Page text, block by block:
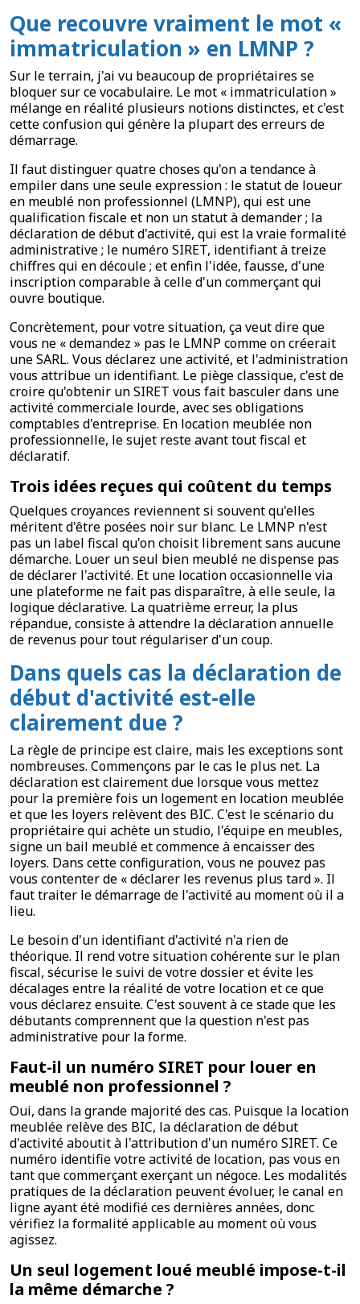
Que recouvre vraiment le mot «
immatriculation » en LMNP ?
Sur le terrain, j'ai vu beaucoup de propriétaires se
bloquer sur ce vocabulaire. Le mot « immatriculation »
mélange en réalité plusieurs notions distinctes, et c'est
cette confusion qui génère la plupart des erreurs de
démarrage.
Il faut distinguer quatre choses qu'on a tendance à
empiler dans une seule expression : le statut de loueur
en meublé non professionnel (LMNP), qui est une
qualification fiscale et non un statut à demander ; la
déclaration de début d'activité, qui est la vraie formalité
administrative ; le numéro SIRET, identifiant à treize
chiffres qui en découle ; et enfin l'idée, fausse, d'une
inscription comparable à celle d'un commerçant qui
ouvre boutique.
Concrètement, pour votre situation, ça veut dire que
vous ne « demandez » pas le LMNP comme on créerait
une SARL. Vous déclarez une activité, et l'administration
vous attribue un identifiant. Le piège classique, c'est de
croire qu'obtenir un SIRET vous fait basculer dans une
activité commerciale lourde, avec ses obligations
comptables d'entreprise. En location meublée non
professionnelle, le sujet reste avant tout fiscal et
déclaratif.
Trois idées reçues qui coûtent du temps
Quelques croyances reviennent si souvent qu'elles
méritent d'être posées noir sur blanc. Le LMNP n'est
pas un label fiscal qu'on choisit librement sans aucune
démarche. Louer un seul bien meublé ne dispense pas
de déclarer l'activité. Et une location occasionnelle via
une plateforme ne fait pas disparaître, à elle seule, la
logique déclarative. La quatrième erreur, la plus
répandue, consiste à attendre la déclaration annuelle
de revenus pour tout régulariser d'un coup.
Dans quels cas la déclaration de
début d'activité est-elle
clairement due ?
La règle de principe est claire, mais les exceptions sont
nombreuses. Commençons par le cas le plus net. La
déclaration est clairement due lorsque vous mettez
pour la première fois un logement en location meublée
et que les loyers relèvent des BIC. C'est le scénario du
propriétaire qui achète un studio, l'équipe en meubles,
signe un bail meublé et commence à encaisser des
loyers. Dans cette configuration, vous ne pouvez pas
vous contenter de « déclarer les revenus plus tard ». Il
faut traiter le démarrage de l'activité au moment où il a
lieu.
Le besoin d'un identifiant d'activité n'a rien de
théorique. Il rend votre situation cohérente sur le plan
fiscal, sécurise le suivi de votre dossier et évite les
décalages entre la réalité de votre location et ce que
vous déclarez ensuite. C'est souvent à ce stade que les
débutants comprennent que la question n'est pas
administrative pour la forme.
Faut-il un numéro SIRET pour louer en
meublé non professionnel ?
Oui, dans la grande majorité des cas. Puisque la location
meublée relève des BIC, la déclaration de début
d'activité aboutit à l'attribution d'un numéro SIRET. Ce
numéro identifie votre activité de location, pas vous en
tant que commerçant exerçant un négoce. Les modalités
pratiques de la déclaration peuvent évoluer, le canal en
ligne ayant été modifié ces dernières années, donc
vérifiez la formalité applicable au moment où vous
agissez.
Un seul logement loué meublé impose-t-il
la même démarche ?